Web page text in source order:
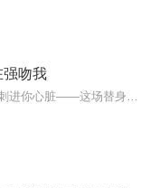
强吻我